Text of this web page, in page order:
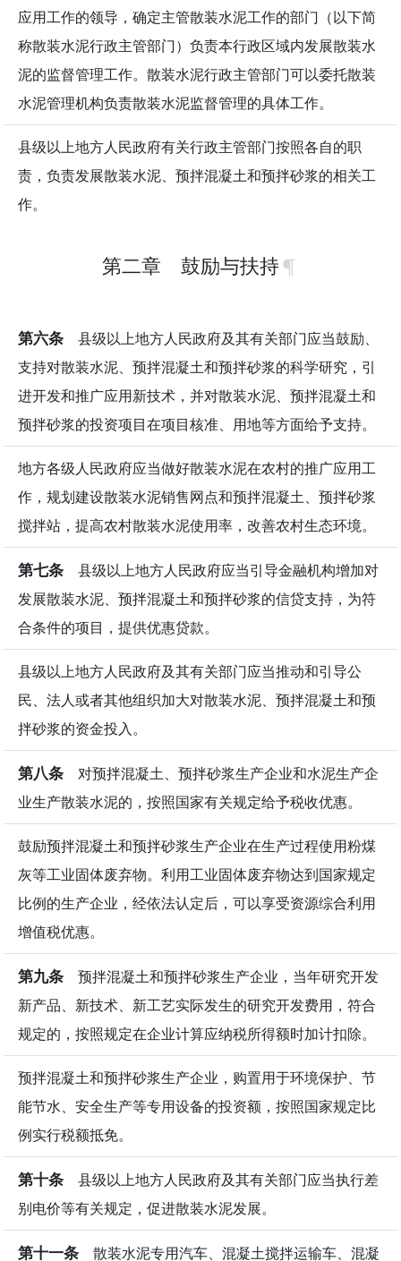
应用工作的领导，确定主管散装水泥工作的部门（以下简
称散装水泥行政主管部门）负责本行政区域内发展散装水
泥的监督管理工作。散装水泥行政主管部门可以委托散装
水泥管理机构负责散装水泥监督管理的具体工作。
县级以上地方人民政府有关行政主管部门按照各自的职
责，负责发展散装水泥、预拌混凝土和预拌砂浆的相关工
作。
第二章 鼓励与扶持
第六条 县级以上地方人民政府及其有关部门应当鼓励、
支持对散装水泥、预拌混凝土和预拌砂浆的科学研究，引
进开发和推广应用新技术，并对散装水泥、预拌混凝土和
预拌砂浆的投资项目在项目核准、用地等方面给予支持。
地方各级人民政府应当做好散装水泥在农村的推广应用工
作，规划建设散装水泥销售网点和预拌混凝土、预拌砂浆
搅拌站，提高农村散装水泥使用率，改善农村生态环境。
第七条 县级以上地方人民政府应当引导金融机构增加对
发展散装水泥、预拌混凝土和预拌砂浆的信贷支持，为符
合条件的项目，提供优惠贷款。
县级以上地方人民政府及其有关部门应当推动和引导公
民、法人或者其他组织加大对散装水泥、预拌混凝土和预
拌砂浆的资金投入。
第八条 对预拌混凝土、预拌砂浆生产企业和水泥生产企
业生产散装水泥的，按照国家有关规定给予税收优惠。
鼓励预拌混凝土和预拌砂浆生产企业在生产过程使用粉煤
灰等工业固体废弃物。利用工业固体废弃物达到国家规定
比例的生产企业，经依法认定后，可以享受资源综合利用
增值税优惠。
第九条 预拌混凝土和预拌砂浆生产企业，当年研究开发
新产品、新技术、新工艺实际发生的研究开发费用，符合
规定的，按照规定在企业计算应纳税所得额时加计扣除。
预拌混凝土和预拌砂浆生产企业，购置用于环境保护、节
能节水、安全生产等专用设备的投资额，按照国家规定比
例实行税额抵免。
第十条 县级以上地方人民政府及其有关部门应当执行差
别电价等有关规定，促进散装水泥发展。
第十一条 散装水泥专用汽车、混凝土搅拌运输车、混凝